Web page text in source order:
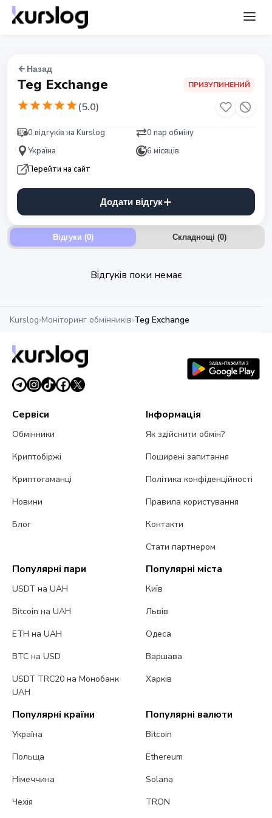
Назад
Teg Exchange ПРИЗУПИНЕНИЙ
(5.0)
0 відгуків на Kurslog
0 пар обміну
Україна
6 місяців
Перейти на сайт
Додати відгук
Відгуки (0) Складнощі (0)
Відгуків поки немає
Kurslog›Моніторинг обмінників›Teg Exchange
Сервіси
Обмінники
Криптобіржі
Криптогаманці
Новини
Блог
Інформація
Як здійснити обмін?
Поширені запитання
Політика конфіденційності
Правила користування
Контакти
Стати партнером
Популярні пари
USDT на UAH
Bitcoin на UAH
ETH на UAH
BTC на USD
USDT TRC20 на Монобанк
UAH
Популярні міста
Київ
Львів
Одеса
Варшава
Харків
Популярні країни
Україна
Польща
Німеччина
Чехія
Популярні валюти
Bitcoin
Ethereum
Solana
TRON